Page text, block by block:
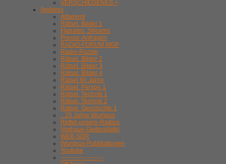
VERSCHIEDENES >
Anderes
Altamont
Rätsel. Bilder 1
Flatrates, Streams
Presse-Anfragen
RADIO-FORUM WGF
Radio-Puzzle
Rätsel. Bilder 2
Rätsel. Bilder 3
Rätsel. Bilder 4
Rätsel 90 Jahre
Rätsel. Person 1
Rätsel. Technik 1
Rätsel. Technik 2
Rätsel. Geschichte 1
.. 25 Jahre Wumpus
Rettet-unsere-Radios
Voxhaus-Gedenktafel
WEB-SDR
Wumpus-Publikationen
Youtube
---------------------